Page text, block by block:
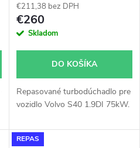
€211,38 bez DPH
€260
Skladom
DO KOŠÍKA
Repasované turbodúchadlo pre
vozidlo Volvo S40 1.9DI 75kW.
REPAS